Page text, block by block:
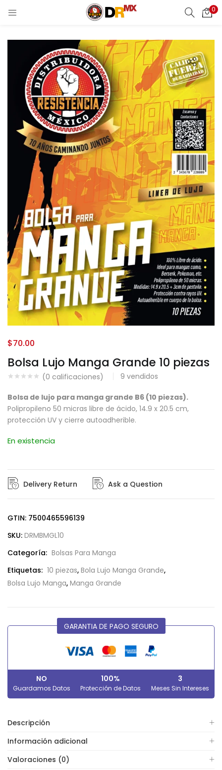
0
Bolsa Lujo Manga Grande 10 piezas
(0 calificaciones) 9 vendidos
$70.00
Bolsa de lujo para manga grande B6 (10 piezas).
Polipropileno 50 micras libre de ácido, 14.9 x 20.5 cm,
protección UV y cierre autoadherible.
En existencia
Delivery Return Ask a Question
GTIN: 7500465596139
SKU: DRMBMGL10
Categoría: Bolsas Para Manga
Etiquetas: 10 piezas, Bola Lujo Manga Grande,
Bolsa Lujo Manga, Manga Grande
GARANTIA DE PAGO SEGURO
NO
Guardamos Datos
100%
Protección de Datos
3
Meses Sin Intereses
Descripción
Información adicional
Valoraciones (0)
Enter your username and password to login.
Remember me
Login
Lost password?